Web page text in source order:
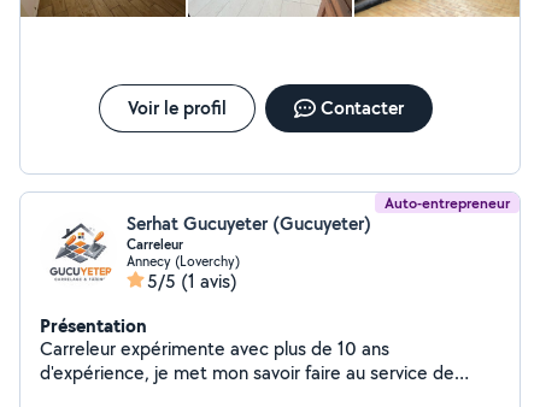
Voir le profil Contacter
Auto-entrepreneur
Serhat Gucuyeter (Gucuyeter)
Carreleur
Annecy (Loverchy)
5/5 (1 avis)
Présentation
Carreleur expérimente avec plus de 10 ans
d'expérience, je met mon savoir faire au service de